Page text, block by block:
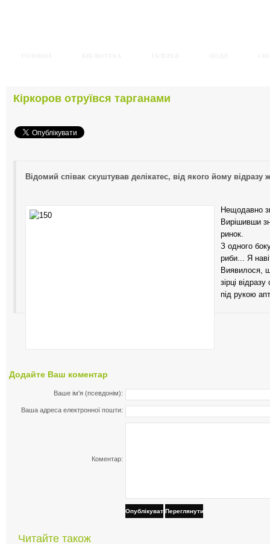
Кіркоров отруївся тарганами
Відомий співак скуштував делікатес, від якого йому відразу
Нещодавно
Вирішивши
ринок.
З одного
риби... Я
Виявилося,
зірці
під рукою
Додайте Ваш коментар
Ваше ім'я (псевдонім):
Ваша адреса електронної пошти:
Коментар:
ОпублікуватиПереглянути
Читайте також